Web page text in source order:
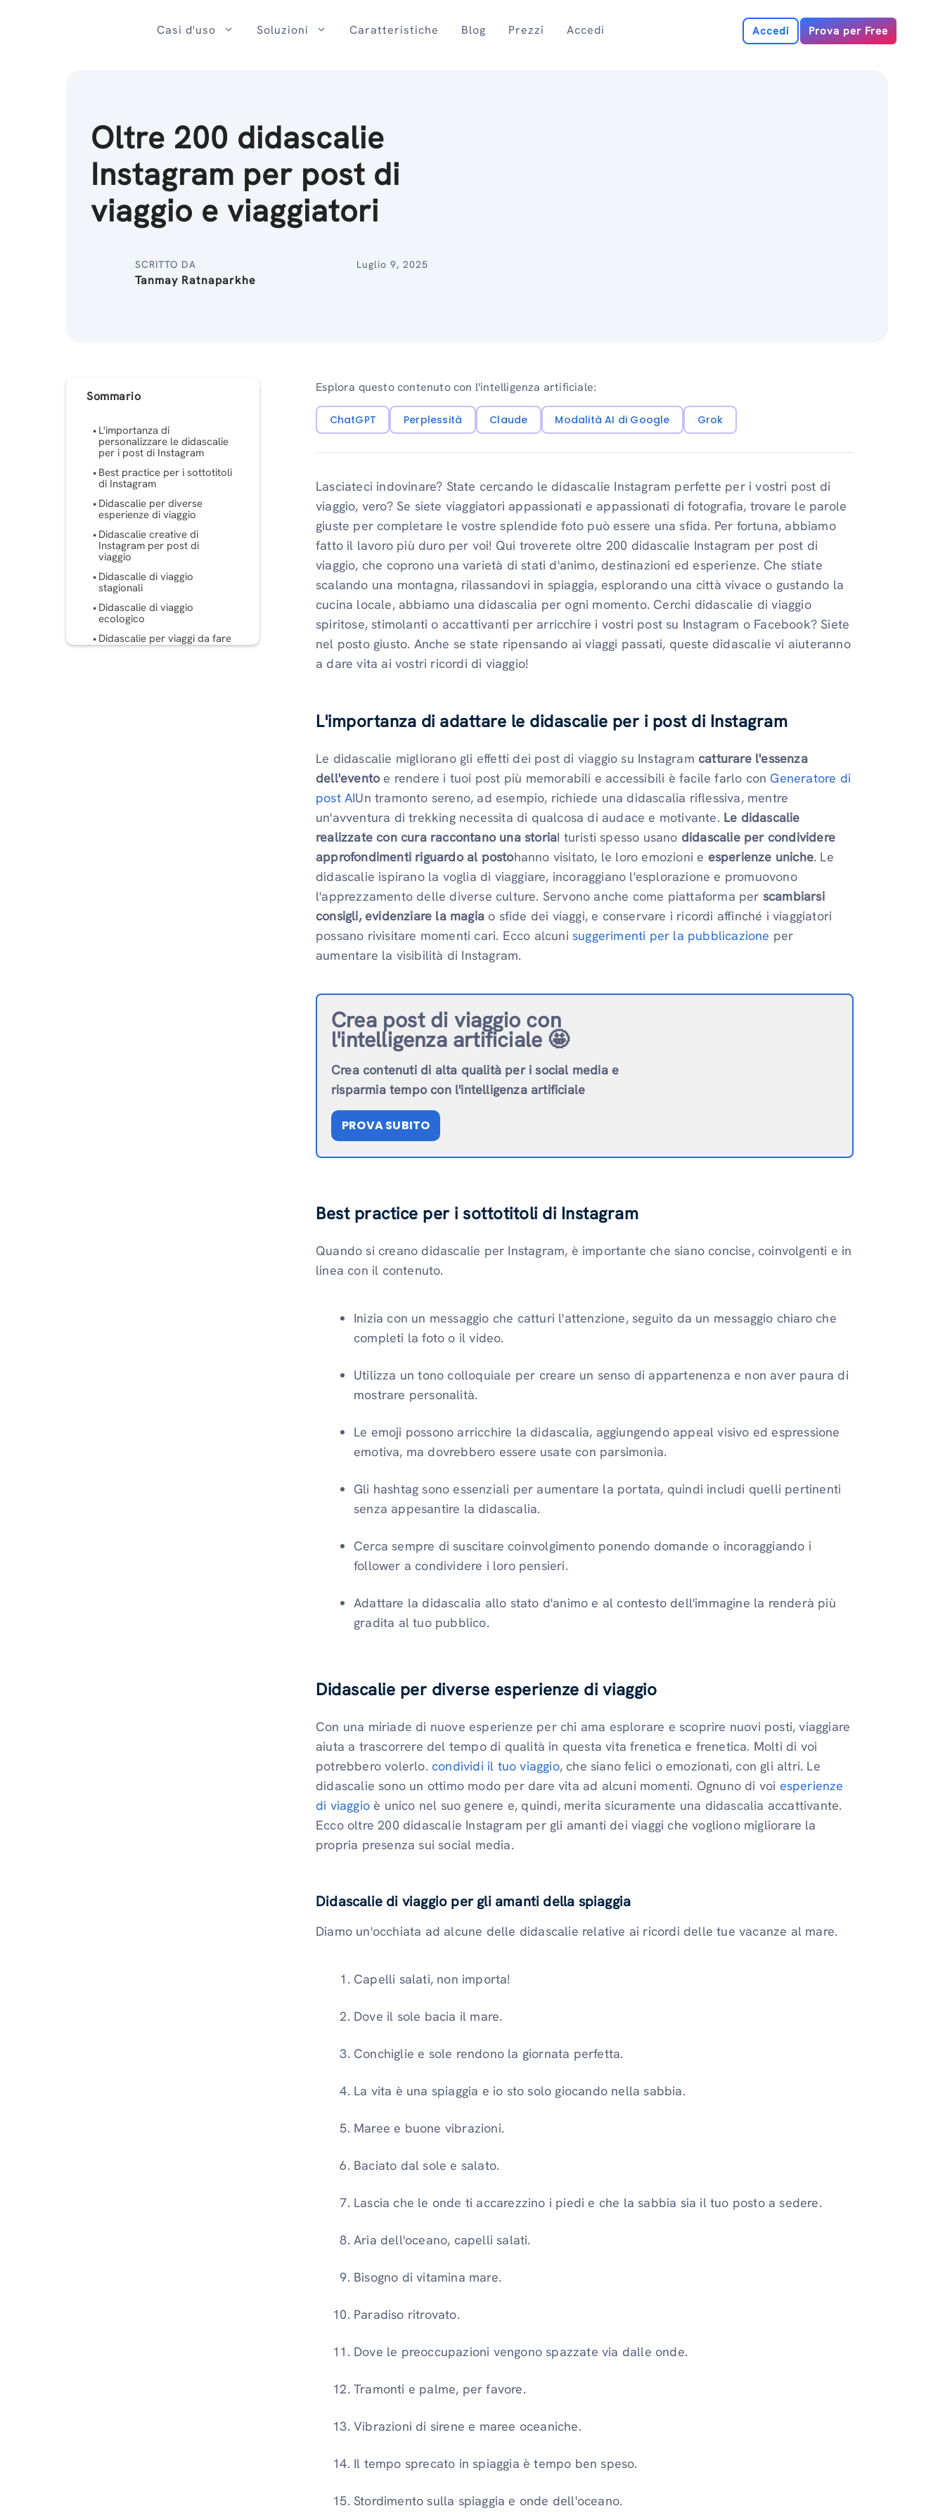
Casi d'uso Soluzioni Caratteristiche Blog Prezzi Accedi Accedi Prova per Free
Oltre 200 didascalie
Instagram per post di
viaggio e viaggiatori
SCRITTO DA
Tanmay Ratnaparkhe
Luglio 9, 2025
Sommario
L'importanza di
personalizzare le didascalie
per i post di Instagram
Best practice per i sottotitoli
di Instagram
Didascalie per diverse
esperienze di viaggio
Didascalie creative di
Instagram per post di
viaggio
Didascalie di viaggio
stagionali
Didascalie di viaggio
ecologico
Didascalie per viaggi da fare
nella lista dei desideri
Esplora questo contenuto con l'intelligenza artificiale:
ChatGPT Perplessità Claude Modalità AI di Google Grok
Lasciateci indovinare? State cercando le didascalie Instagram perfette per i vostri post di
viaggio, vero? Se siete viaggiatori appassionati e appassionati di fotografia, trovare le parole
giuste per completare le vostre splendide foto può essere una sfida. Per fortuna, abbiamo
fatto il lavoro più duro per voi! Qui troverete oltre 200 didascalie Instagram per post di
viaggio, che coprono una varietà di stati d'animo, destinazioni ed esperienze. Che stiate
scalando una montagna, rilassandovi in ​​spiaggia, esplorando una città vivace o gustando la
cucina locale, abbiamo una didascalia per ogni momento. Cerchi didascalie di viaggio
spiritose, stimolanti o accattivanti per arricchire i vostri post su Instagram o Facebook? Siete
nel posto giusto. Anche se state ripensando ai viaggi passati, queste didascalie vi aiuteranno
a dare vita ai vostri ricordi di viaggio!
L'importanza di adattare le didascalie per i post di Instagram
Le didascalie migliorano gli effetti dei post di viaggio su Instagram catturare l'essenza
dell'eventoe rendere i tuoi post più memorabili e accessibili è facile farlo con Generatore di
post AIUn tramonto sereno, ad esempio, richiede una didascalia riflessiva, mentre
un'avventura di trekking necessita di qualcosa di audace e motivante. Le didascalie
realizzate con cura raccontano una storiaI turisti spesso usano didascalie per condividere
approfondimenti riguardo al postohanno visitato, le loro emozioni e esperienze uniche. Le
didascalie ispirano la voglia di viaggiare, incoraggiano l'esplorazione e promuovono
l'apprezzamento delle diverse culture. Servono anche come piattaforma per scambiarsi
consigli, evidenziare la magia o sfide dei viaggi, e conservare i ricordi affinché i viaggiatori
possano rivisitare momenti cari. Ecco alcunisuggerimenti per la pubblicazione per
aumentare la visibilità di Instagram.
Crea post di viaggio con
l'intelligenza artificiale 🤩
Crea contenuti di alta qualità per i social media e
risparmia tempo con l'intelligenza artificiale
PROVA SUBITO
Best practice per i sottotitoli di Instagram
Quando si creano didascalie per Instagram, è importante che siano concise, coinvolgenti e in
linea con il contenuto.
Inizia con un messaggio che catturi l'attenzione, seguito da un messaggio chiaro che
completi la foto o il video.
Utilizza un tono colloquiale per creare un senso di appartenenza e non aver paura di
mostrare personalità.
Le emoji possono arricchire la didascalia, aggiungendo appeal visivo ed espressione
emotiva, ma dovrebbero essere usate con parsimonia.
Gli hashtag sono essenziali per aumentare la portata, quindi includi quelli pertinenti
senza appesantire la didascalia.
Cerca sempre di suscitare coinvolgimento ponendo domande o incoraggiando i
follower a condividere i loro pensieri.
Adattare la didascalia allo stato d'animo e al contesto dell'immagine la renderà più
gradita al tuo pubblico.
Didascalie per diverse esperienze di viaggio
Con una miriade di nuove esperienze per chi ama esplorare e scoprire nuovi posti, viaggiare
aiuta a trascorrere del tempo di qualità in questa vita frenetica e frenetica. Molti di voi
potrebbero volerlo. condividi il tuo viaggio, che siano felici o emozionati, con gli altri. Le
didascalie sono un ottimo modo per dare vita ad alcuni momenti. Ognuno di voi esperienze
di viaggio è unico nel suo genere e, quindi, merita sicuramente una didascalia accattivante.
Ecco oltre 200 didascalie Instagram per gli amanti dei viaggi che vogliono migliorare la
propria presenza sui social media.
Didascalie di viaggio per gli amanti della spiaggia
Diamo un'occhiata ad alcune delle didascalie relative ai ricordi delle tue vacanze al mare.
Capelli salati, non importa!
Dove il sole bacia il mare.
Conchiglie e sole rendono la giornata perfetta.
La vita è una spiaggia e io sto solo giocando nella sabbia.
Maree e buone vibrazioni.
Baciato dal sole e salato.
Lascia che le onde ti accarezzino i piedi e che la sabbia sia il tuo posto a sedere.
Aria dell'oceano, capelli salati.
Bisogno di vitamina mare.
Paradiso ritrovato.
Dove le preoccupazioni vengono spazzate via dalle onde.
Tramonti e palme, per favore.
Vibrazioni di sirene e maree oceaniche.
Il tempo sprecato in spiaggia è tempo ben speso.
Stordimento sulla spiaggia e onde dell'oceano.